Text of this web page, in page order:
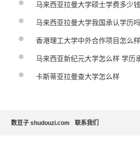
马来西亚拉曼大学硕士学费多少钱
马来西亚拉曼大学我国承认学历吗
香港理工大学中外合作项目怎么样
马来西亚新纪元大学怎么样 学历
卡斯蒂亚拉曼查大学怎么样
数豆子 shudouzi.com 联系我们